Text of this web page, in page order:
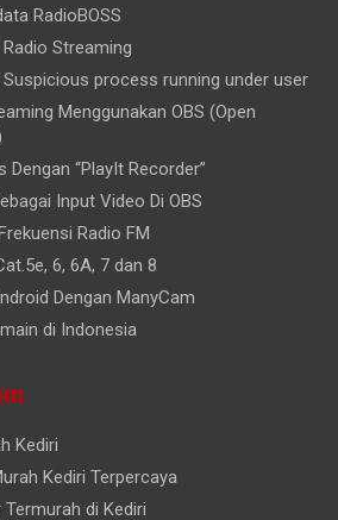
RadioBOSS
Streaming
Suspicious process running under user
Menggunakan OBS (Open
“PlayIt Recorder”
Input Video Di OBS
Radio FM
6, 6A, 7 dan 8
Dengan ManyCam
di Indonesia
Kediri
Kediri Terpercaya
di Kediri